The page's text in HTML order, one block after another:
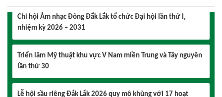
nhiệm kỳ 2026 – 2031
lần thứ 30
động đặc sắc